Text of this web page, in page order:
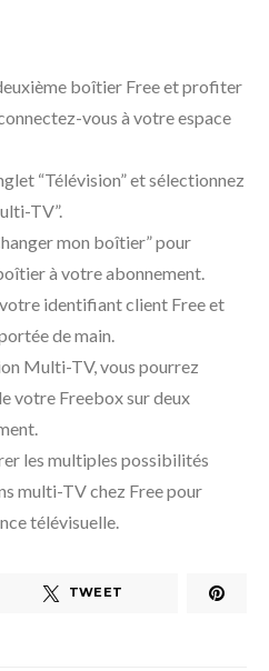
boîtier Free et profiter
vous à votre espace
“Télévision” et sélectionnez
TV”.
mon boîtier” pour
à votre abonnement.
identifiant client Free et
de main.
Multi-TV, vous pourrez
votre Freebox sur deux
les multiples possibilités
multi-TV chez Free pour
télévisuelle.
TWEET